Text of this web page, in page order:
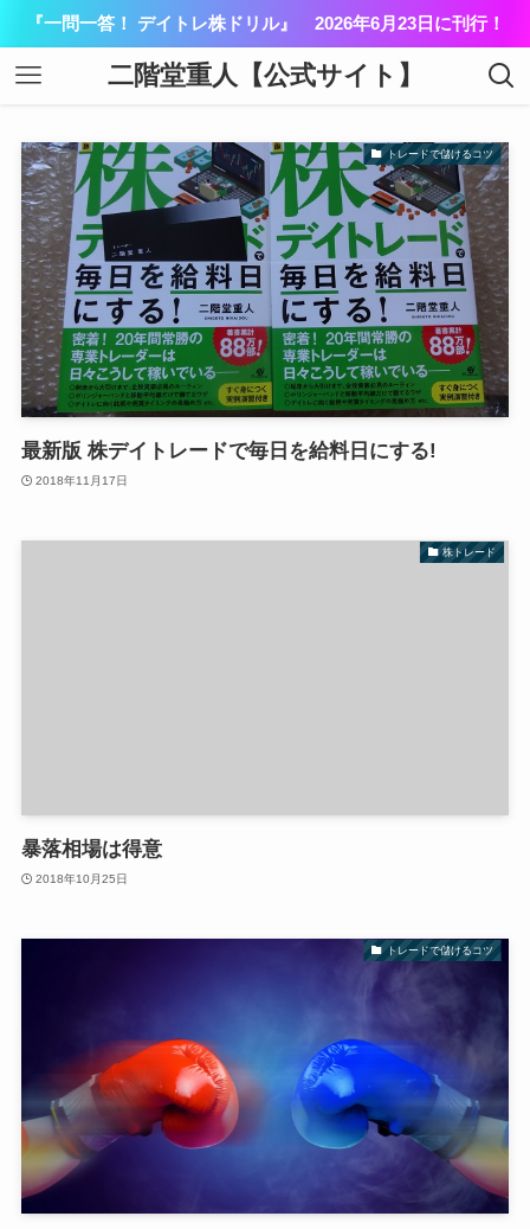
『一問一答！ デイトレ株ドリル』 2026年6月23日に刊行！
二階堂重人【公式サイト】
トレードで儲けるコツ
最新版 株デイトレードで毎日を給料日にする!
2018年11月17日
株トレード
暴落相場は得意
2018年10月25日
トレードで儲けるコツ